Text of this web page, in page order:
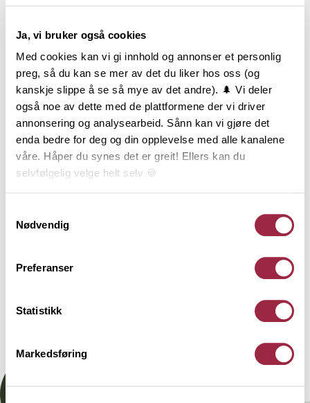
Ja, vi bruker også cookies
Med cookies kan vi gi innhold og annonser et personlig
preg, så du kan se mer av det du liker hos oss (og
kanskje slippe å se så mye av det andre). 🌲 Vi deler
også noe av dette med de plattformene der vi driver
annonsering og analysearbeid. Sånn kan vi gjøre det
enda bedre for deg og din opplevelse med alle kanalene
våre. Håper du synes det er greit! Ellers kan du
selvfølgelig velge helt selv 🍪
Nødvendig
Preferanser
Statistikk
Markedsføring
Produktinformasjon
Glattkanter er firkantede trespiler helt uten profil,
og de kan brukes til alt fra listverk, innramming og
produksjon av småmøbler til vegger og tak i form av
spileverk. Det er kun fantasien som setter
begrensning til formvalg og bruksområde.
Glattkanter i eik finnes i mange tykkelser og
bredder, fra 9x20 mm til 28x145 mm. Eik er et
hardere treslag enn furu, og passer godt til miljøer
som er utsatt for større bruk og slitasje; som for